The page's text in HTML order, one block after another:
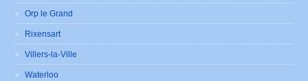
Orp le Grand
Rixensart
Villers-la-Ville
Waterloo